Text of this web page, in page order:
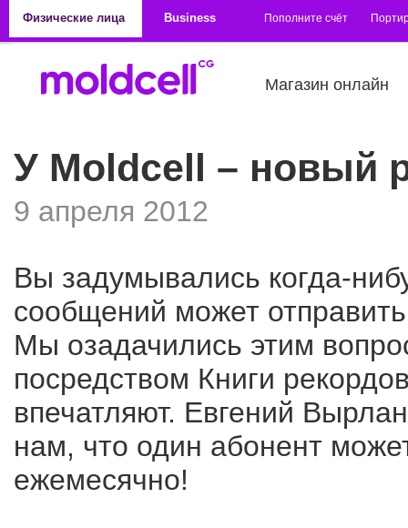
Физические лица
Business Пополните счёт
Магазин онлайн
У Moldcell – новый
9 апреля 2012
Вы задумывались когда-
сообщений может
Мы озадачились этим
посредством Книги
впечатляют. Евгений
нам, что один абонент
ежемесячно!